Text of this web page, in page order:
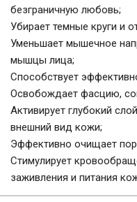
безграничную любовь;
Убирает темные круги и
Уменьшает мышечное
мышцы лица;
Способствует
Освобождает фасцию,
Активирует глубокий
внешний вид кожи;
Эффективно очищает
Стимулирует
заживления и питания